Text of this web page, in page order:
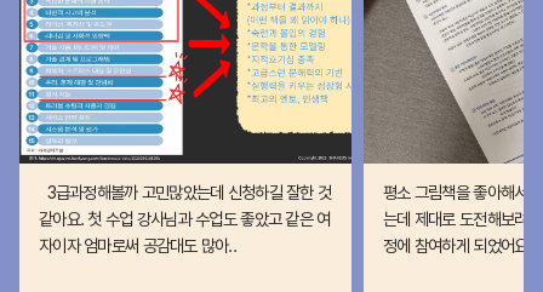
3급과정해볼까 고민많았는데 신청하길 잘한 것
같아요. 첫 수업 강사님과 수업도 좋았고 같은 여
자이자 엄마로써 공감대도 많아..
평소 그림책을 좋아해서
는데 제대로 도전해보려
정에 참여하게 되었어요.